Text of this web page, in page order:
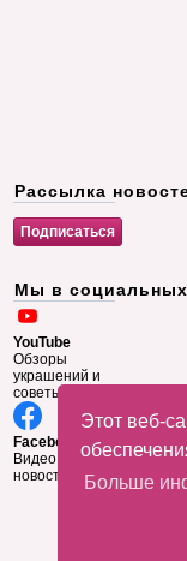
Этот веб-
Больше
Рассылка
Мы в социальных
YouTube
Обзоры
украшений и
советы
Facebook
Видео и
новости